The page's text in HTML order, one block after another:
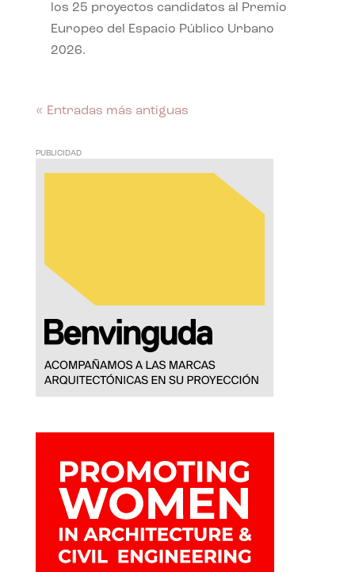
los 25 proyectos candidatos al Premio
Europeo del Espacio Público Urbano
2026.
« Entradas más antiguas
PUBLICIDAD